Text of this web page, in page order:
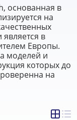
основанная в
на
в
Европы.
моделей и
которых до
на